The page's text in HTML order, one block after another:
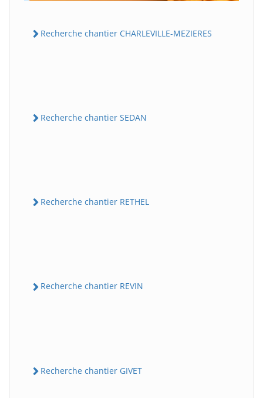
Recherche chantier CHARLEVILLE-MEZIERES
Recherche chantier SEDAN
Recherche chantier RETHEL
Recherche chantier REVIN
Recherche chantier GIVET